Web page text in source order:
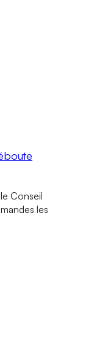
Conseil
les